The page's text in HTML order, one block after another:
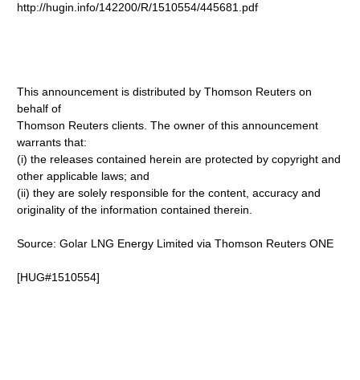
http://hugin.info/142200/R/1510554/445681.pdf
This announcement is distributed by Thomson Reuters on
behalf of
Thomson Reuters clients. The owner of this announcement
warrants that:
(i) the releases contained herein are protected by copyright and
other applicable laws; and
(ii) they are solely responsible for the content, accuracy and
originality of the information contained therein.
Source: Golar LNG Energy Limited via Thomson Reuters ONE
[HUG#1510554]